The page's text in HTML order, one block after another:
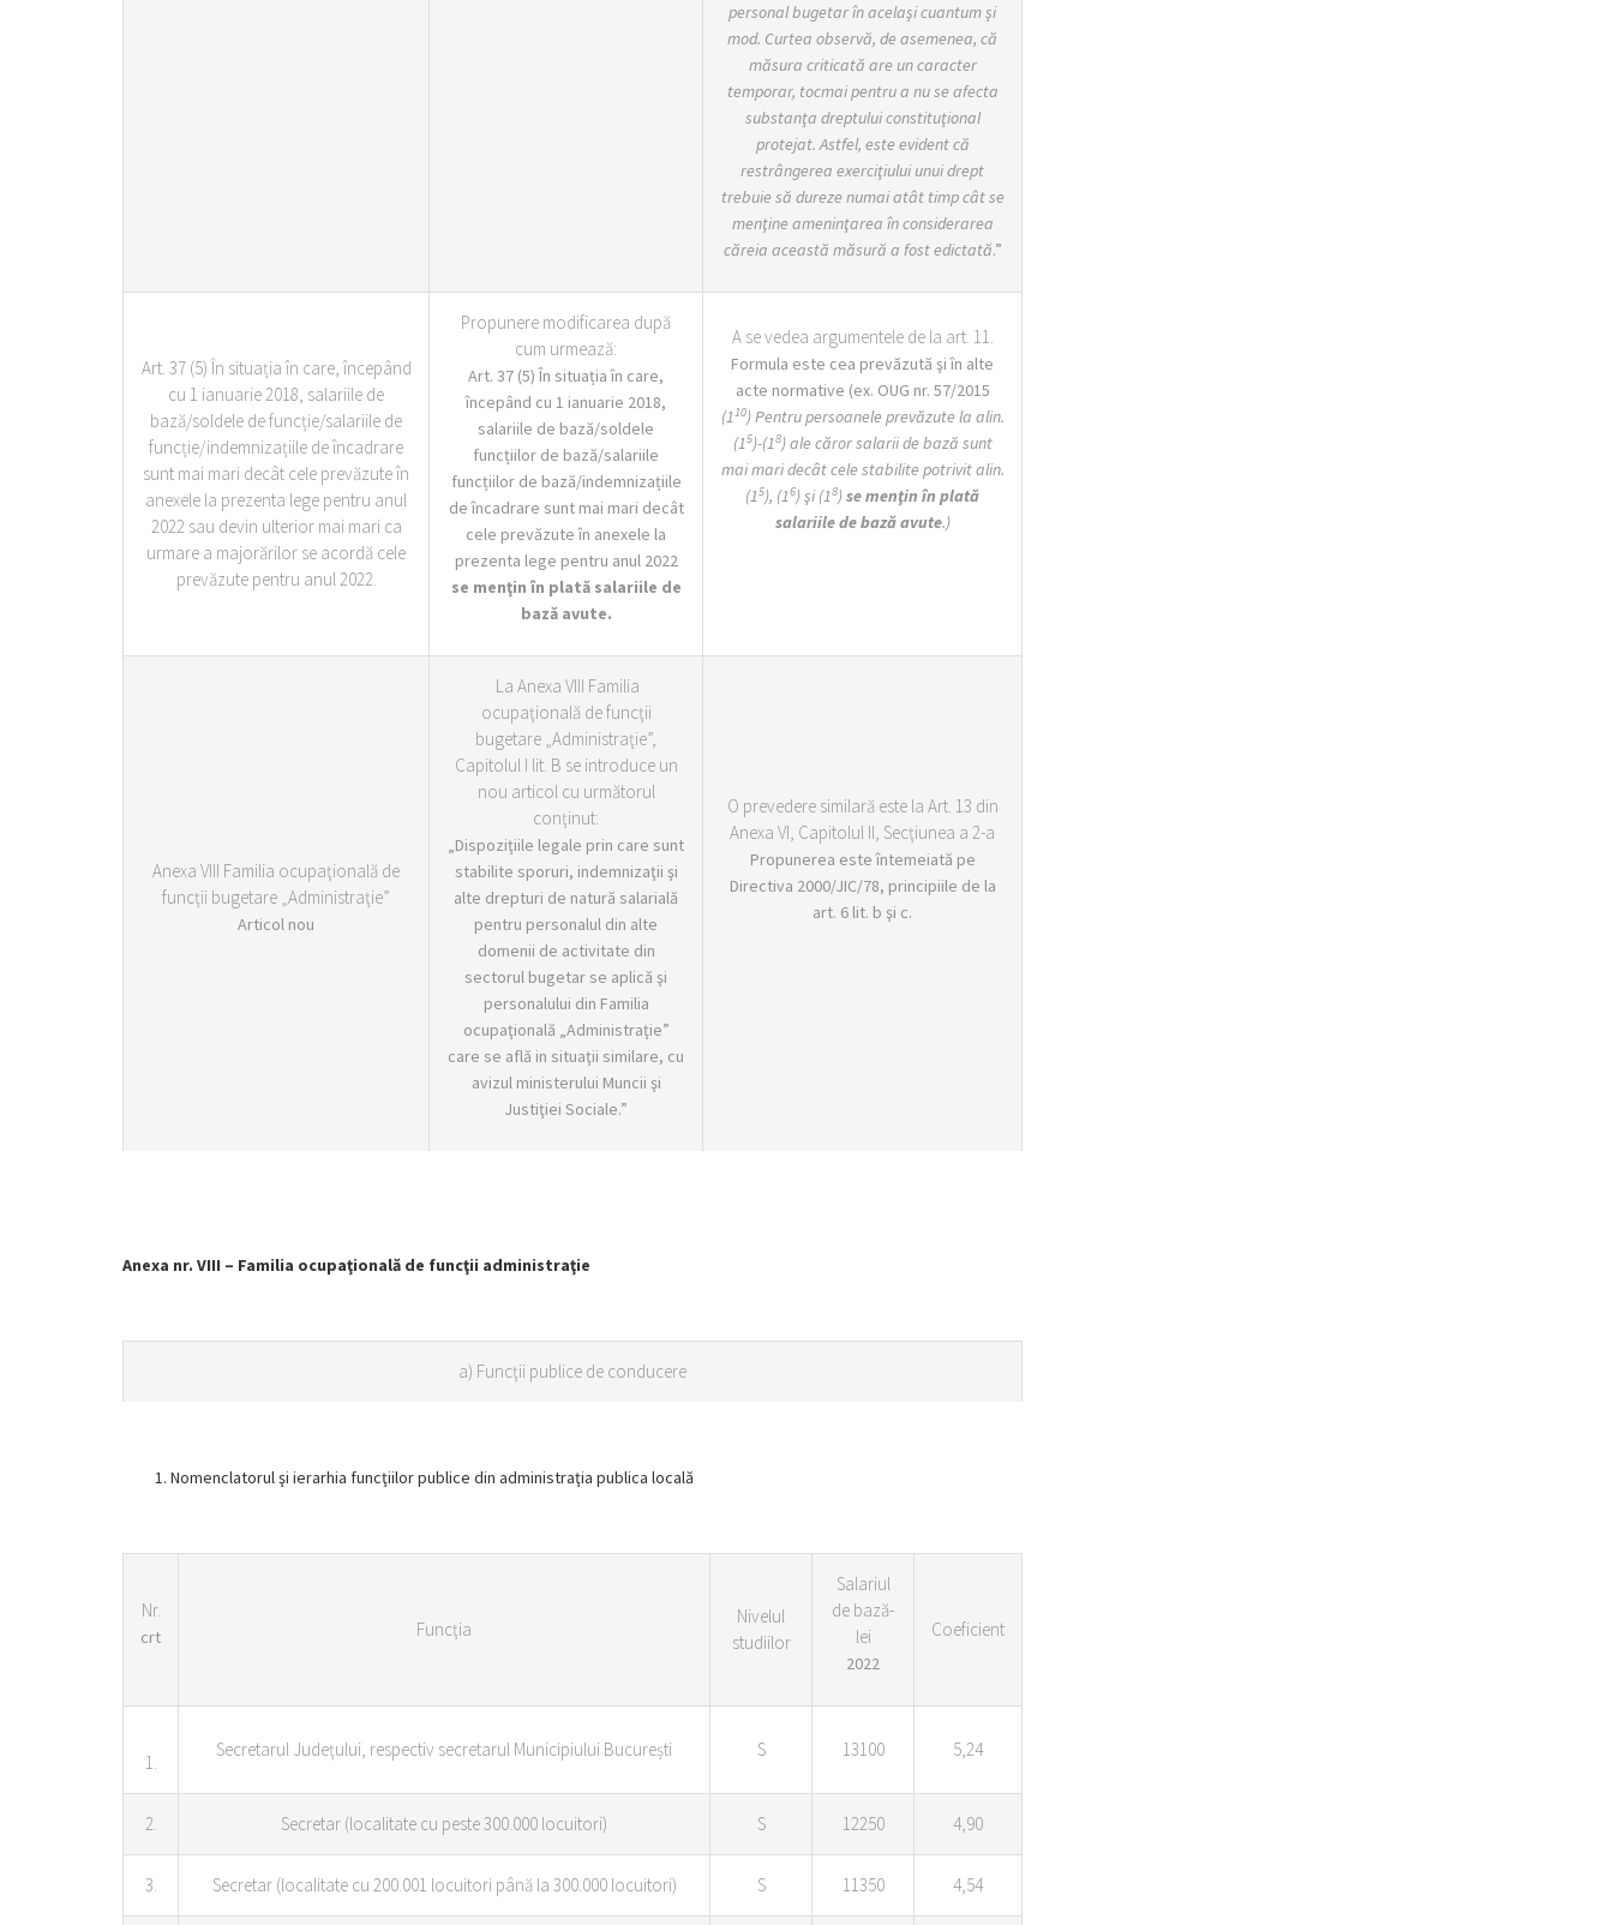
personal bugetar în acelaşi cuantum şi
mod. Curtea observă, de asemenea, că
măsura criticată are un caracter
temporar, tocmai pentru a nu se afecta
substanţa dreptului constituţional
protejat. Astfel, este evident că
restrângerea exerciţiului unui drept
trebuie să dureze numai atât timp cât se
menţine ameninţarea în considerarea
căreia această măsură a fost edictată.”
Art. 37 (5) În situația în care, începând
cu 1 ianuarie 2018, salariile de
bază/soldele de funcție/salariile de
funcție/indemnizațiile de încadrare
sunt mai mari decât cele prevăzute în
anexele la prezenta lege pentru anul
2022 sau devin ulterior mai mari ca
urmare a majorărilor se acordă cele
prevăzute pentru anul 2022.
Propunere modificarea după
cum urmează:
Art. 37 (5) În situația în care,
începând cu 1 ianuarie 2018,
salariile de bază/soldele
funcțiilor de bază/salariile
funcțiilor de bază/indemnizațiile
de încadrare sunt mai mari decât
cele prevăzute în anexele la
prezenta lege pentru anul 2022
se menţin în plată salariile de
bază avute.
A se vedea argumentele de la art. 11.
Formula este cea prevăzută şi în alte
acte normative (ex. OUG nr. 57/2015
(110) Pentru persoanele prevăzute la alin.
(15)-(18) ale căror salarii de bază sunt
mai mari decât cele stabilite potrivit alin.
(15), (16) şi (18)se menţin în plată
salariile de bază avute.)
Anexa VIII Familia ocupaţională de
funcţii bugetare „Administraţie”
Articol nou
La Anexa VIII Familia
ocupaţională de funcţii
bugetare „Administraţie”,
Capitolul I lit. B se introduce un
nou articol cu următorul
conţinut:
„Dispoziţiile legale prin care sunt
stabilite sporuri, indemnizaţii şi
alte drepturi de natură salarială
pentru personalul din alte
domenii de activitate din
sectorul bugetar se aplică şi
personalului din Familia
ocupaţională „Administraţie”
care se află in situaţii similare, cu
avizul ministerului Muncii şi
Justiţiei Sociale.”
O prevedere similară este la Art. 13 din
Anexa VI, Capitolul II, Secţiunea a 2-a
Propunerea este întemeiată pe
Directiva 2000/JIC/78, principiile de la
art. 6 lit. b şi c.
Anexa nr. VIII – Familia ocupaţională de funcţii administraţie
a) Funcţii publice de conducere
Nomenclatorul şi ierarhia funcţiilor publice din administraţia publica locală
Nr.
crt Funcţia
Nivelul
studiilor
Salariul
de bază-
lei
2022
Coeficient
1.
Secretarul Judeţului, respectiv secretarul Municipiului București S 13100 5,24
2. Secretar (localitate cu peste 300.000 locuitori) S 12250 4,90
3. Secretar (localitate cu 200.001 locuitori până la 300.000 locuitori) S 11350 4,54